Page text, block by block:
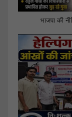
भाजपा की